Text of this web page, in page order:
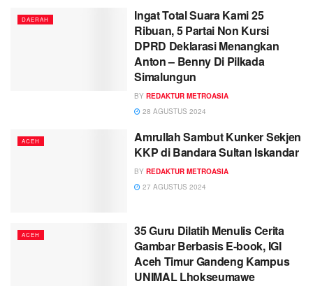
DAERAH
Ingat Total Suara Kami 25
Ribuan, 5 Partai Non Kursi
DPRD Deklarasi Menangkan
Anton – Benny Di Pilkada
Simalungun
BY REDAKTUR METROASIA
28 AGUSTUS 2024
ACEH
Amrullah Sambut Kunker Sekjen
KKP di Bandara Sultan Iskandar
BY REDAKTUR METROASIA
27 AGUSTUS 2024
ACEH
35 Guru Dilatih Menulis Cerita
Gambar Berbasis E-book, IGI
Aceh Timur Gandeng Kampus
UNIMAL Lhokseumawe